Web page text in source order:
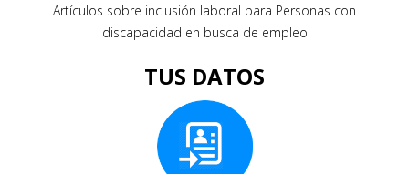
Artículos sobre inclusión laboral para Personas con
discapacidad en busca de empleo
TUS DATOS